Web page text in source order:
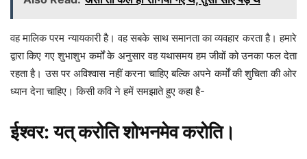
वह मालिक परम न्यायकारी है। वह सबके साथ समानता का व्यवहार करता है। हमारे
द्वारा किए गए शुभाशुभ कर्मों के अनुसार वह यथासमय हम जीवों को उनका फल देता
रहता है। उस पर अविश्वास नहीं करना चाहिए बल्कि अपने कर्मों की शुचिता की ओर
ध्यान देना चाहिए। किसी कवि ने हमें समझाते हुए कहा है-
ईश्वर: यत् करोति शोभनमेव करोति।